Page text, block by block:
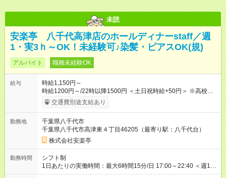
未読
安楽亭 八千代高津店のホールディナーstaff／週
1・実3ｈ～OK！未経験可♪染髪・ピアスOK(規)
アルバイト 職種未経験OK
給与
時給1,150円～
時給1200円～/22時以降1500円 ＜土日祝時給+50円＞ ※高校生
時給1150円 【試用期間】試用期間あり 試用期間の長さ：12ヶ
月 雇用形態、給与は本採用時と同じです。 ※最大12ヶ月の間
交通費別途支給あり
勤務地
千葉県八千代市
千葉県八千代市高津東４丁目46205（最寄り駅：八千代台）
株式会社安楽亭
勤務時間
シフト制
1日あたりの実働時間：最大6時間15分/日 17:00～22:40 ＜週1日
～/短時間OK！＞ ※18歳未満・高校生は21:30までの勤務 ・シフ